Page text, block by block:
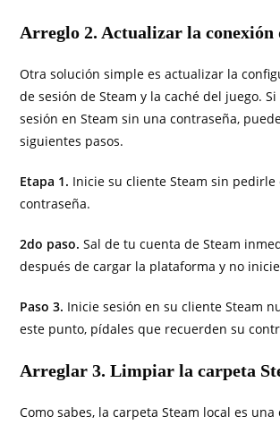
Arreglo 2. Actualizar la conexión
Otra solución simple es actualizar la
de sesión de Steam y la caché del juego.
sesión en Steam sin una contraseña,
siguientes pasos.
Etapa 1. Inicie su cliente Steam sin pedirle
contraseña.
2do paso.Sal de tu cuenta de Steam
después de cargar la plataforma y no
Paso 3. Inicie sesión en su cliente Steam
este punto, pídales que recuerden su
Arreglar 3. Limpiar la carpeta
Como sabes, la carpeta Steam local es una